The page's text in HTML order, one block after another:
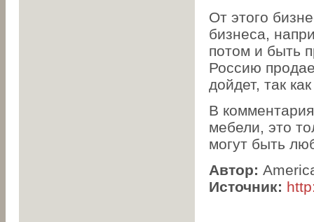
От этого
бизнеса,
потом и быть
Россию
дойдет, так
В
мебели, это
могут быть
Автор:
Источник: